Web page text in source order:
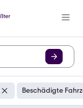
Beschädigte